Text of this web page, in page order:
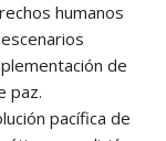
humanos
de
paz.
pacífica de